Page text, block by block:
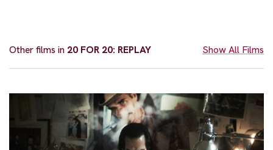
Other films in 20 FOR 20: REPLAY Show All Films